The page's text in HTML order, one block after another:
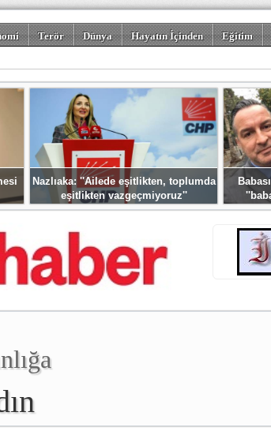
Terör Dünya Hayatın İçinden Eğitim
Nazlıaka: ''Ailede eşitlikten, toplumda
eşitlikten vazgeçmiyoruz''